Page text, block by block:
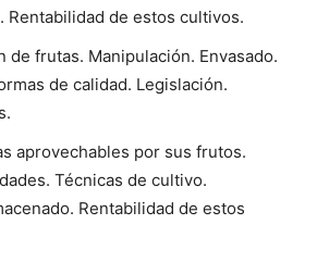
Rentabilidad de estos cultivos.
de frutas. Manipulación. Envasado.
de calidad. Legislación.
aprovechables por sus frutos.
Técnicas de cultivo.
Rentabilidad de estos